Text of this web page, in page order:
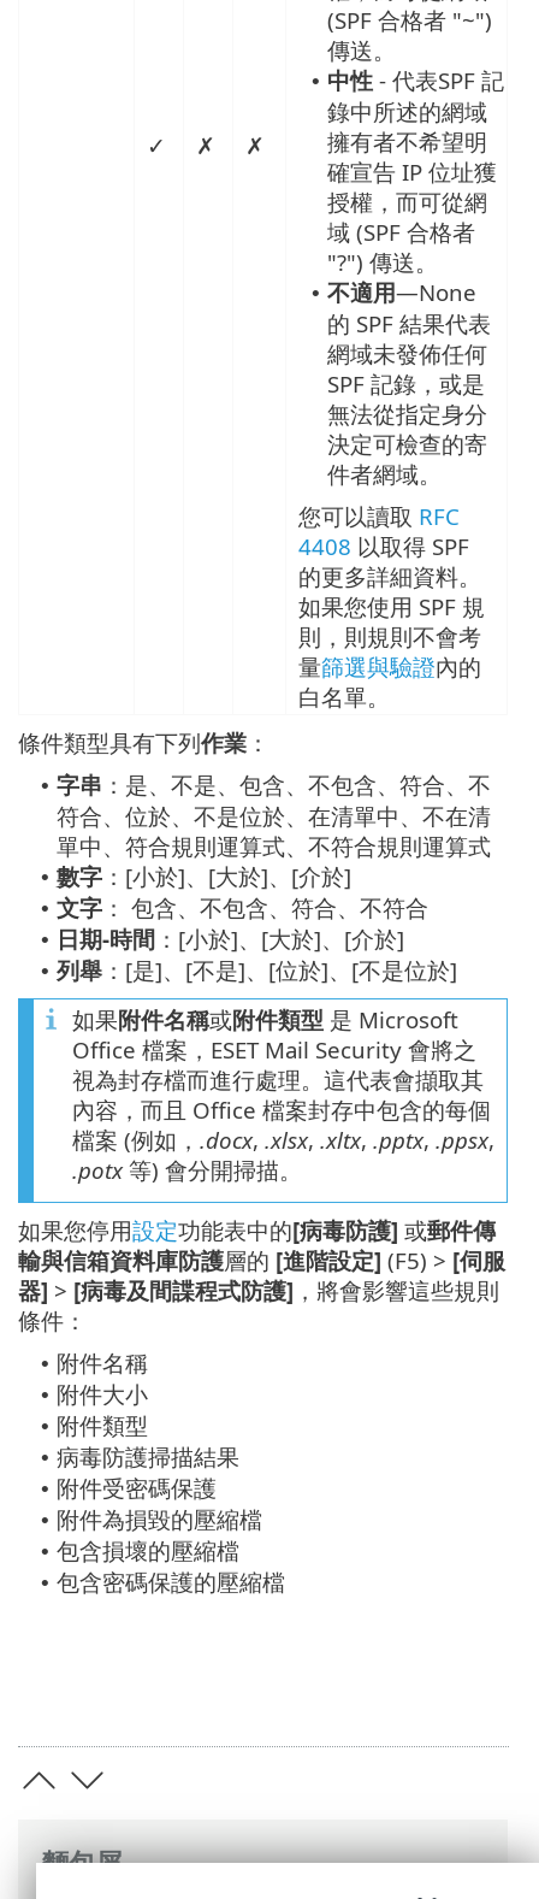
麵包屑
✓ ✗ ✗
(SPF 合格者 "~")
傳送。
• 中性 - 代表SPF 記
錄中所述的網域
擁有者不希望明
確宣告 IP 位址獲
授權，而可從網
域 (SPF 合格者
"?") 傳送。
• 不適用—None
的 SPF 結果代表
網域未發佈任何
SPF 記錄，或是
無法從指定身分
決定可檢查的寄
件者網域。
您可以讀取 RFC
4408 以取得 SPF
的更多詳細資料。
如果您使用 SPF 規
則，則規則不會考
量篩選與驗證內的
白名單。
條件類型具有下列作業 ：
• 字串 ：是、不是、包含、不包含、符合、不
符合、位於、不是位於、在清單中、不在清
單中、符合規則運算式、不符合規則運算式
• 數字 ：[小於]、[大於]、[介於]
• 文字 ： 包含、不包含、符合、不符合
• 日期-時間 ：[小於]、[大於]、[介於]
• 列舉 ：[是]、[不是]、[位於]、[不是位於]
如果附件名稱或附件類型 是 Microsoft
Office 檔案，ESET Mail Security 會將之
視為封存檔而進行處理。這代表會擷取其
內容，而且 Office 檔案封存中包含的每個
檔案 (例如， .docx, .xlsx, .xltx, .pptx, .ppsx,
.potx等) 會分開掃描。
如果您停用設定功能表中的[病毒防護] 或郵件傳
輸與信箱資料庫防護層的 [進階設定] (F5) > [伺服
器] > [病毒及間諜程式防護] ，將會影響這些規則
條件：
• 附件名稱
• 附件大小
• 附件類型
• 病毒防護掃描結果
• 附件受密碼保護
• 附件為損毀的壓縮檔
• 包含損壞的壓縮檔
• 包含密碼保護的壓縮檔